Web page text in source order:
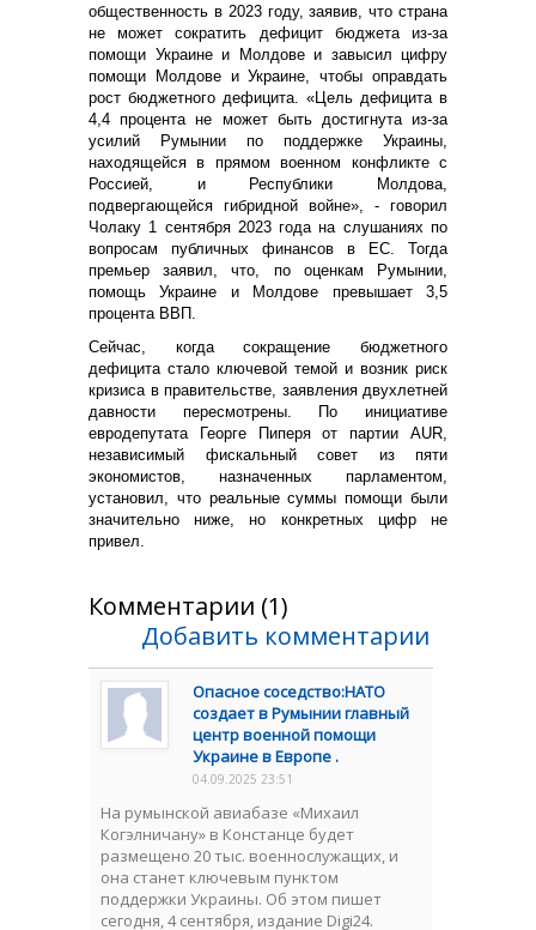
общественность в 2023 году, заявив, что страна
не может сократить дефицит бюджета из-за
помощи Украине и Молдове и завысил цифру
помощи Молдове и Украине, чтобы оправдать
рост бюджетного дефицита. «Цель дефицита в
4,4 процента не может быть достигнута из-за
усилий Румынии по поддержке Украины,
находящейся в прямом военном конфликте с
Россией, и Республики Молдова,
подвергающейся гибридной войне», - говорил
Чолаку 1 сентября 2023 года на слушаниях по
вопросам публичных финансов в ЕС. Тогда
премьер заявил, что, по оценкам Румынии,
помощь Украине и Молдове превышает 3,5
процента ВВП.
Сейчас, когда сокращение бюджетного
дефицита стало ключевой темой и возник риск
кризиса в правительстве, заявления двухлетней
давности пересмотрены. По инициативе
евродепутата Георге Пиперя от партии AUR,
независимый фискальный совет из пяти
экономистов, назначенных парламентом,
установил, что реальные суммы помощи были
значительно ниже, но конкретных цифр не
привел.
Комментарии (1)
Добавить комментарии
Опасное соседство:НАТО
создает в Румынии главный
центр военной помощи
Украине в Европе .
04.09.2025 23:51
На румынской авиабазе «Михаил
Когэлничану» в Констанце будет
размещено 20 тыс. военнослужащих, и
она станет ключевым пунктом
поддержки Украины. Об этом пишет
сегодня, 4 сентября, издание Digi24.